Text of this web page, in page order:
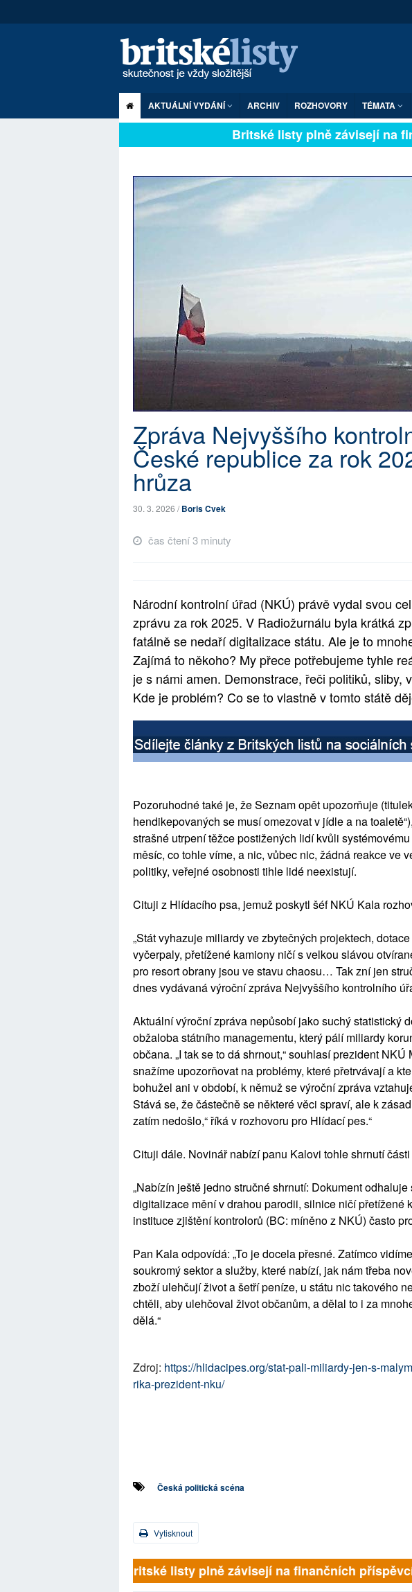
AKTUÁLNÍ VYDÁNÍ ARCHIV ROZHOVORY TÉMATA
Britské listy plně závisejí na
Zpráva Nejvyššího
České republice za rok
hrůza
30. 3. 2026 /Boris Cvek
čas čtení 3 minuty
Národní kontrolní úřad (NKÚ) právě vydal svou
zprávu za rok 2025. V Radiožurnálu byla krátká
fatálně se nedaří digitalizace státu. Ale je to
Zajímá to někoho? My přece potřebujeme tyhle
je s námi amen. Demonstrace, řeči politiků, sliby,
Kde je problém? Co se to vlastně v tomto státě
Pozoruhodné také je, že Seznam opět upozorňuje
hendikepovaných se musí omezovat v jídle a na
strašné utrpení těžce postižených lidí kvůli
měsíc, co tohle víme, a nic, vůbec nic, žádná reakce ve
politiky, veřejné osobnosti tihle lidé neexistují.
Cituji z Hlídacího psa, jemuž poskytl šéf NKÚ Kala
„Stát vyhazuje miliardy ve zbytečných projektech,
vyčerpaly, přetížené kamiony ničí s velkou slávou
pro resort obrany jsou ve stavu chaosu… Tak zní jen
dnes vydávaná výroční zpráva Nejvyššího kontrolního
Aktuální výroční zpráva nepůsobí jako suchý statistický
obžaloba státního managementu, který pálí miliardy
občana. „I tak se to dá shrnout,“ souhlasí prezident
snažíme upozorňovat na problémy, které přetrvávají a
bohužel ani v období, k němuž se výroční zpráva
Stává se, že částečně se některé věci spraví, ale k
zatím nedošlo,“ říká v rozhovoru pro Hlídací pes.“
Cituji dále. Novinář nabízí panu Kalovi tohle shrnutí
„Nabízín ještě jedno stručné shrnutí: Dokument
digitalizace mění v drahou parodii, silnice ničí přetížené
instituce zjištění kontrolorů (BC: míněno z NKÚ) často
Pan Kala odpovídá: „To je docela přesné. Zatímco
soukromý sektor a služby, které nabízí, jak nám třeba
zboží ulehčují život a šetří peníze, u státu nic takového
chtěli, aby ulehčoval život občanům, a dělal to i za
dělá.“
Zdroj: https://hlidacipes.org/stat-pali-miliardy-jen-s-
rika-prezident-nku/
Česká politická scéna
Vytisknout
Britské listy plně závisejí na finančních